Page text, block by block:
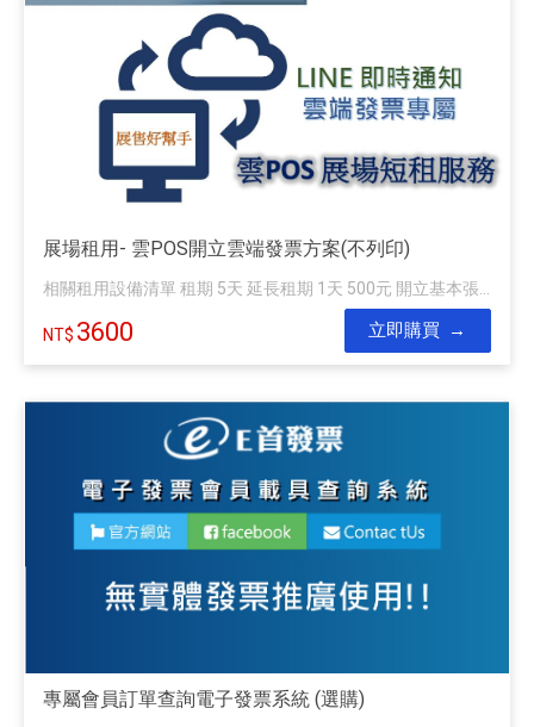
展場租用- 雲POS開立雲端發票方案(不列印)
相關租用設備清單 租期 5天 延長租期 1天 500元 開立基本張...
3600 立即購買
專屬會員訂單查詢電子發票系統 (選購)